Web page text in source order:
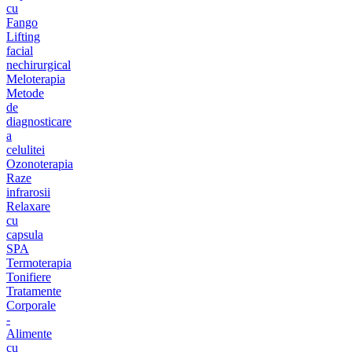
cu
Fango
Lifting
facial
nechirurgical
Meloterapia
Metode
de
diagnosticare
a
celulitei
Ozonoterapia
Raze
infrarosii
Relaxare
cu
capsula
SPA
Termoterapia
Tonifiere
Tratamente
Corporale
-
Alimente
cu